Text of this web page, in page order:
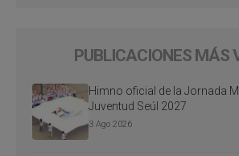
PUBLICACIONES MÁS
Himno oficial de la Jornada
Juventud Seúl 2027
3 Ago 2026